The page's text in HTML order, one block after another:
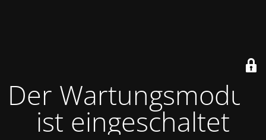
Der Wartungsmodus
ist eingeschaltet